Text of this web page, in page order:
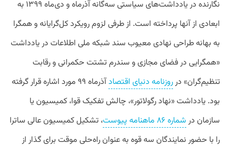
نگارنده در یادداشت‌های سیاستی سه‌گانه آذرماه و دی‌ماه ۱۳۹۹ به
ابعادی از آنها پرداخته است. از طرفی لزوم رویکرد کل‌گرایانه و همگرا
به بهانه طراحی نهادی معیوب سند شبکه ملی اطلاعات در یادداشت
«همگرایی در فضای مجازی و سندرم تشتت حکمرانی و رقابت
تنظیم‌گران» درروزنامه دنیای اقتصاد
آذرماه ۹۹ مورد اشاره قرار گرفته
بود. یادداشت «نهاد رگولاتور»، چالش تفکیک قوا، کمیسیون یا
سازمان در شماره ۸۶ ماهنامه پیوست
، تشکیل کمیسیون عالی ساترا
را با حضور نمایندگان سه قوه به‌ عنوان راه‌حلی موقت برای گذار از